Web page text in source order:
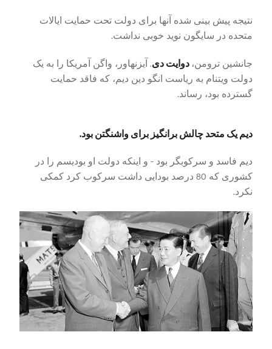
نتیجه پیش بینی شده آنها برای دولت تحت حمایت ایالات
متحده در سایگون نوید خوبی نداشت.
جانشین ترومن، دوایت دی. آیزنهاور، واگن آمریکا را به یک
دولت ویتنام به ریاست انگو دین دیم، که فاقد حمایت
گسترده بود، رساند.
دیم یک متحد چالش برانگیز برای واشنگتن بود.
دیم فاسد و سرکوبگر بود - و اینکه دولت او بودیسم را در
کشوری که 80 درصد بودایی داشت سرکوب کرد کمکی
نکرد.